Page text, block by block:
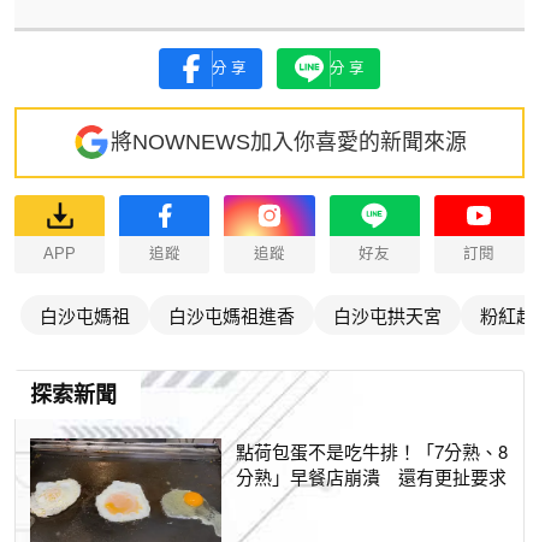
分享 分享
將NOWNEWS加入你喜愛的新聞來源
APP 追蹤 追蹤 好友 訂閱
白沙屯媽祖 白沙屯媽祖進香 白沙屯拱天宮 粉紅超
探索新聞
點荷包蛋不是吃牛排！「7分熟、8
分熟」早餐店崩潰 還有更扯要求